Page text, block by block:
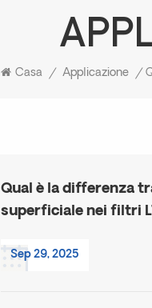
Casa / Applicazione /
Qual è la differenza
superficiale nei filtri
Sep 29, 2025